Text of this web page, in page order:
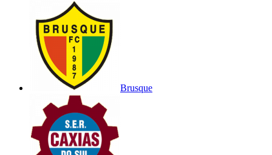
Brusque